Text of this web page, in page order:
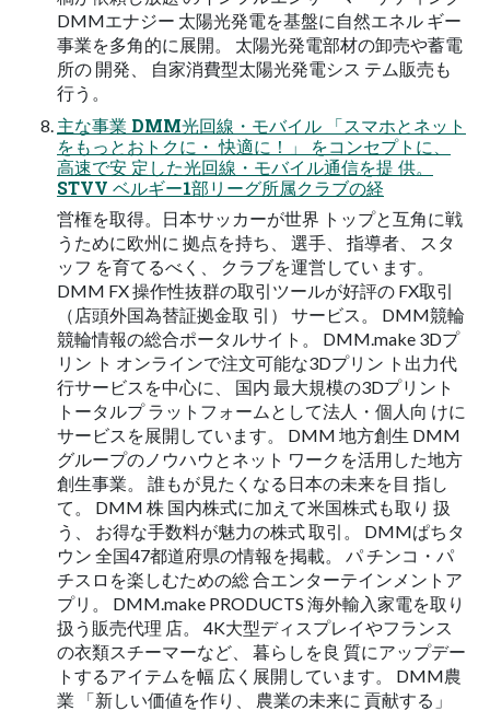
DMMエナジー 太陽光発電を基盤に自然エネル ギー
事業を多角的に展開。 太陽光発電部材の卸売や蓄電
所の 開発、 自家消費型太陽光発電シス テム販売も
行う。
主な事業 DMM光回線・モバイル 「スマホとネット
をもっとおトクに・ 快適に！」 をコンセプトに、
高速で安 定した光回線・モバイル通信を提 供。
STVV ベルギー1部リーグ所属クラブの経
営権を取得。日本サッカーが世界 トップと互角に戦
うために欧州に 拠点を持ち、 選手、 指導者、 スタ
ッフ を育てるべく、 クラブを運営してい ます。
DMM FX 操作性抜群の取引ツールが好評の FX取引
（店頭外国為替証拠金取 引） サービス。 DMM競輪
競輪情報の総合ポータルサイト。 DMM.make 3Dプ
リン ト オンラインで注文可能な3Dプリン ト出力代
行サービスを中心に、 国内 最大規模の3Dプリント
トータルプ ラットフォームとして法人・個人向 けに
サービスを展開しています。 DMM 地方創生 DMM
グループのノウハウとネット ワークを活用した地方
創生事業。 誰もが見たくなる日本の未来を目 指し
て。 DMM 株 国内株式に加えて米国株式も取り 扱
う、 お得な手数料が魅力の株式 取引。 DMMぱちタ
ウン 全国47都道府県の情報を掲載。 パ チンコ・パ
チスロを楽しむための総 合エンターテインメントア
プリ。 DMM.make PRODUCTS 海外輸入家電を取り
扱う販売代理 店。 4K大型ディスプレイやフランス
の衣類スチーマーなど、 暮らしを良 質にアップデー
トするアイテムを幅 広く展開しています。 DMM農
業 「新しい価値を作り、 農業の未来に 貢献する」